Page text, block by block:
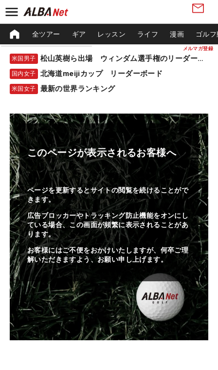
メルマガ登録
全ツアー ギア レッスン ライフ 漫画 ゴル
米国男子 松山英樹ら出場 ウィンダム選手権のリーダーボード
国内女子 北海道meijiカップ リーダーボード
米国女子 最新の世界ランキング
このページが表示されるお客様へ
ページを更新するとサイトの閲覧を続けることがで
きます。
広告ブロッカーやトラッキング防止機能をオンにし
ている場合、この画面が頻繁に表示されることがあ
ります。
お客様にはご不便をおかけいたしますが、何卒ご理
解いただきますよう、お願い申し上げます。